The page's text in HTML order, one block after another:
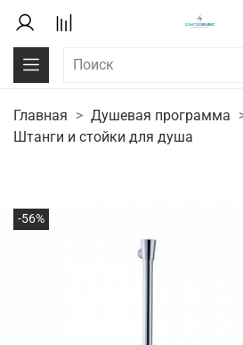
Главная
Душевая программа
Штанги и стойки для душа
-56%